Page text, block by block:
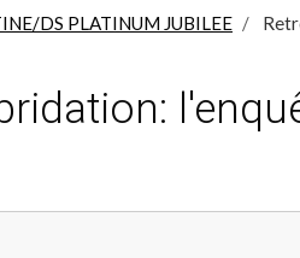
DS PLATINUM JUBILEE